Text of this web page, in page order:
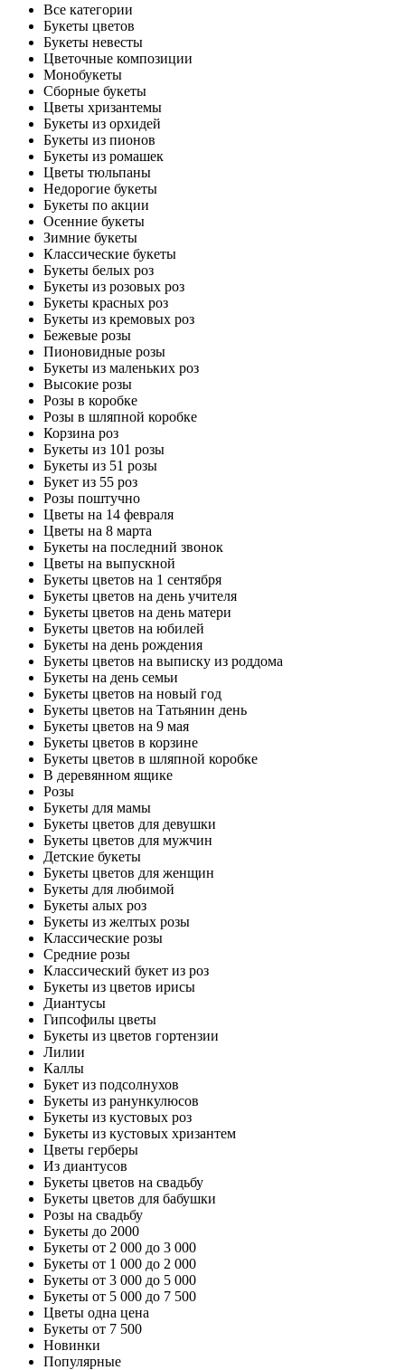
Все категории
Букеты цветов
Букеты невесты
Цветочные композиции
Монобукеты
Сборные букеты
Цветы хризантемы
Букеты из орхидей
Букеты из пионов
Букеты из ромашек
Цветы тюльпаны
Недорогие букеты
Букеты по акции
Осенние букеты
Зимние букеты
Классические букеты
Букеты белых роз
Букеты из розовых роз
Букеты красных роз
Букеты из кремовых роз
Бежевые розы
Пионовидные розы
Букеты из маленьких роз
Высокие розы
Розы в коробке
Розы в шляпной коробке
Корзина роз
Букеты из 101 розы
Букеты из 51 розы
Букет из 55 роз
Розы поштучно
Цветы на 14 февраля
Цветы на 8 марта
Букеты на последний звонок
Цветы на выпускной
Букеты цветов на 1 сентября
Букеты цветов на день учителя
Букеты цветов на день матери
Букеты цветов на юбилей
Букеты на день рождения
Букеты цветов на выписку из роддома
Букеты на день семьи
Букеты цветов на новый год
Букеты цветов на Татьянин день
Букеты цветов на 9 мая
Букеты цветов в корзине
Букеты цветов в шляпной коробке
В деревянном ящике
Розы
Букеты для мамы
Букеты цветов для девушки
Букеты цветов для мужчин
Детские букеты
Букеты цветов для женщин
Букеты для любимой
Букеты алых роз
Букеты из желтых розы
Классические розы
Средние розы
Классический букет из роз
Букеты из цветов ирисы
Диантусы
Гипсофилы цветы
Букеты из цветов гортензии
Лилии
Каллы
Букет из подсолнухов
Букеты из ранункулюсов
Букеты из кустовых роз
Букеты из кустовых хризантем
Цветы герберы
Из диантусов
Букеты цветов на свадьбу
Букеты цветов для бабушки
Розы на свадьбу
Букеты до 2000
Букеты от 2 000 до 3 000
Букеты от 1 000 до 2 000
Букеты от 3 000 до 5 000
Букеты от 5 000 до 7 500
Цветы одна цена
Букеты от 7 500
Новинки
Популярные